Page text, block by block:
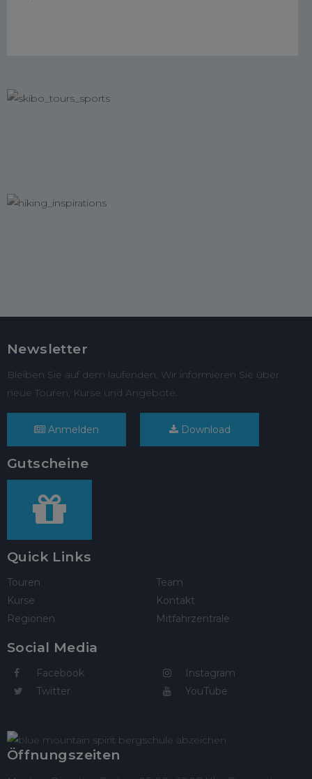
Newsletter
Bleiben Sie auf dem laufenden. Wir informieren Sie über
neue Touren, Kurse und Angebote.
Anmelden Download
Gutscheine
Quick Links
Touren
Kurse
Regionen
Team
Kontakt
Mitfahrzentrale
Social Media
Facebook
Twitter
Instagram
YouTube
Öffnungszeiten